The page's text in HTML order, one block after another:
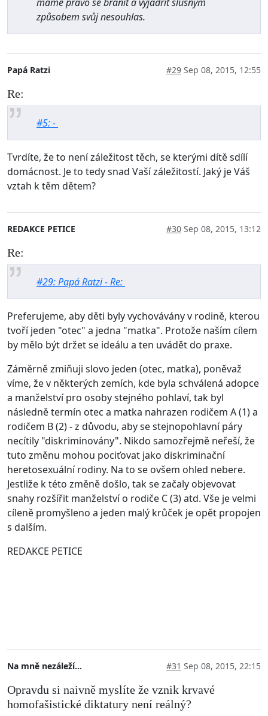
způsobem svůj nesouhlas.
Papá Ratzi #29 Sep 08, 2015, 12:55
Re:
#5: -
Tvrdíte, že to není záležitost těch, se kterými dítě sdílí
domácnost. Je to tedy snad Vaší záležitostí. Jaký je Váš
vztah k těm dětem?
REDAKCE PETICE #30 Sep 08, 2015, 13:12
Re:
#29: Papá Ratzi - Re:
Preferujeme, aby děti byly vychovávány v rodině, kterou
tvoří jeden "otec" a jedna "matka". Protože naším cílem
by mělo být držet se ideálu a ten uvádět do praxe.
Záměrně zmiňuji slovo jeden (otec, matka), poněvaž
víme, že v některých zemích, kde byla schválená adopce
a manželství pro osoby stejného pohlaví, tak byl
následně termín otec a matka nahrazen rodičem A (1) a
rodičem B (2) - z důvodu, aby se stejnopohlavní páry
necítily "diskriminovány". Nikdo samozřejmě neřeší, že
tuto změnu mohou pociťovat jako diskriminační
heretosexuální rodiny. Na to se ovšem ohled nebere.
Jestliže k této změně došlo, tak se začaly objevovat
snahy rozšířit manželství o rodiče C (3) atd. Vše je velmi
cíleně promyšleno a jeden malý krůček je opět propojen
s dalším.
REDAKCE PETICE
Na mně nezáleží... #31 Sep 08, 2015, 22:15
Opravdu si naivně myslíte že vznik krvavé
homofašistické diktatury není reálný?